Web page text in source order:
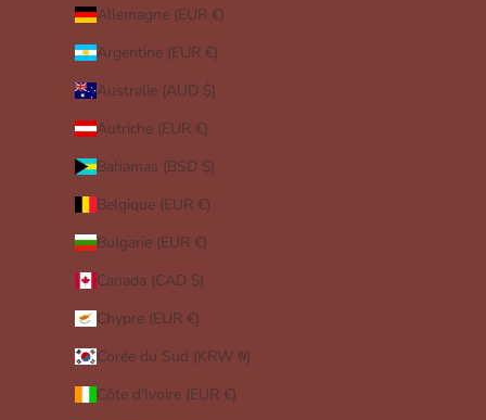
Allemagne (EUR €)
Argentine (EUR €)
Australie (AUD $)
Autriche (EUR €)
Bahamas (BSD $)
Belgique (EUR €)
Bulgarie (EUR €)
Canada (CAD $)
Chypre (EUR €)
Corée du Sud (KRW ₩)
Côte d’Ivoire (EUR €)